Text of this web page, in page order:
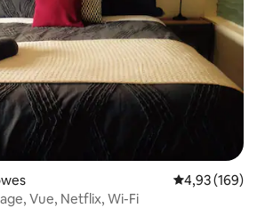
Évaluation
4,93 (169)
Vue, Netflix, Wi-Fi